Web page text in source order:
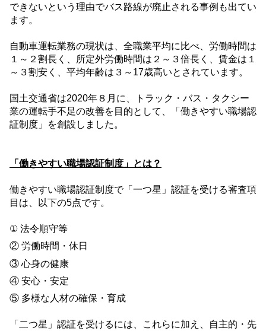
できないという理由でバス路線が廃止される事例も出てい
ます。
自動車運転業務の現状は、全職業平均に比べ、労働時間は
１～２割長く、所定外労働時間は２～３倍長く、賃金は１
～３割安く、平均年齢は３～ 17歳高いとされています。
国土交通省は2020年８月に、トラック・バス・タクシー
業の運転手不足の改善を目的として、「働きやすい職場認
証制度」を創設しました。
「働きやすい職場認証制度」とは？
働きやすい職場認証制度で「一つ星」認証を受ける審査項
目は、以下の5点です。
① 法令順守等
② 労働時間・休日
③ 心身の健康
④ 安心・安定
⑤ 多様な人材の確保・育成
「二つ星」認証を受けるには、これらに加え、自主的・先